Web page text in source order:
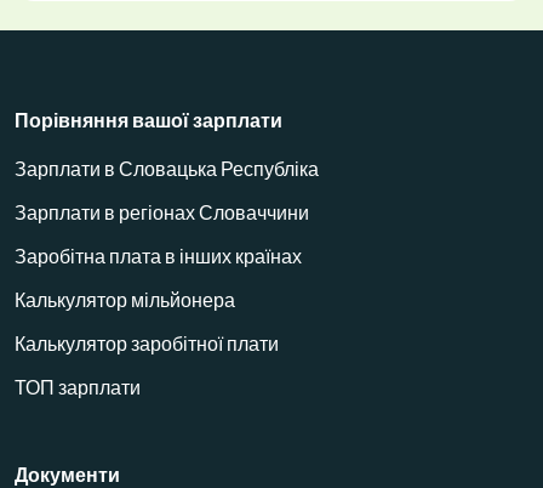
Порівняння вашої зарплати
Зарплати в Словацька Республіка
Зарплати в регіонах Словаччини
Заробітна плата в інших країнах
Калькулятор мільйонера
Калькулятор заробітної плати
ТОП зарплати
Документи